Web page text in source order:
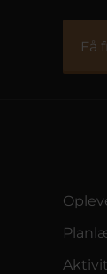
Få